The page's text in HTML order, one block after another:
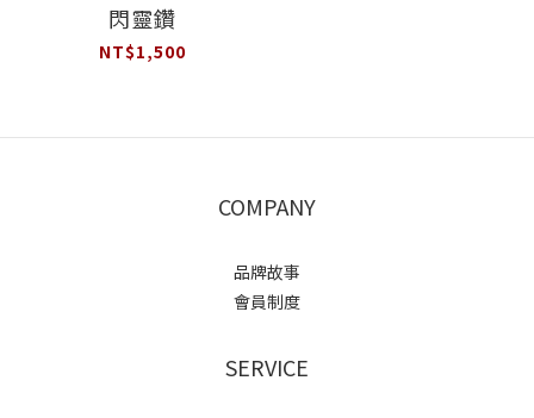
閃靈鑽
NT$1,500
COMPANY
品牌故事
會員制度
SERVICE